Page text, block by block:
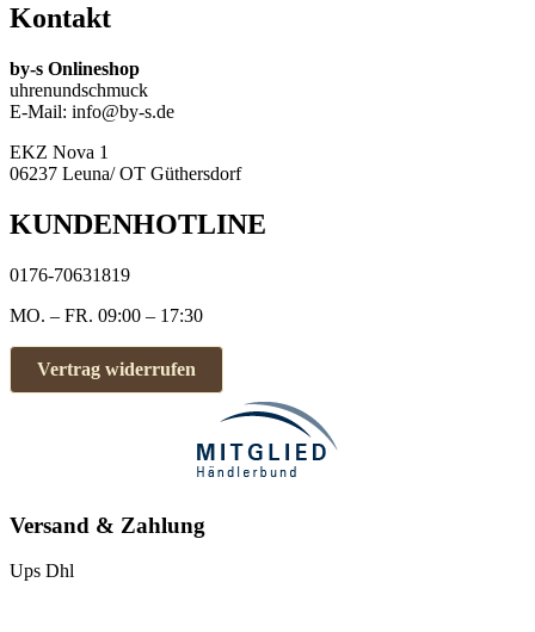
Kontakt
by-s Onlineshop
uhrenundschmuck
E-Mail: info@by-s.de
EKZ Nova 1
06237 Leuna/ OT Güthersdorf
KUNDENHOTLINE
0176-70631819
MO. – FR. 09:00 – 17:30
Vertrag widerrufen
Versand & Zahlung
Ups Dhl